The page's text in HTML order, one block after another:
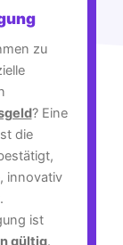
zu
? Eine
die
innovativ
ist
gültig.